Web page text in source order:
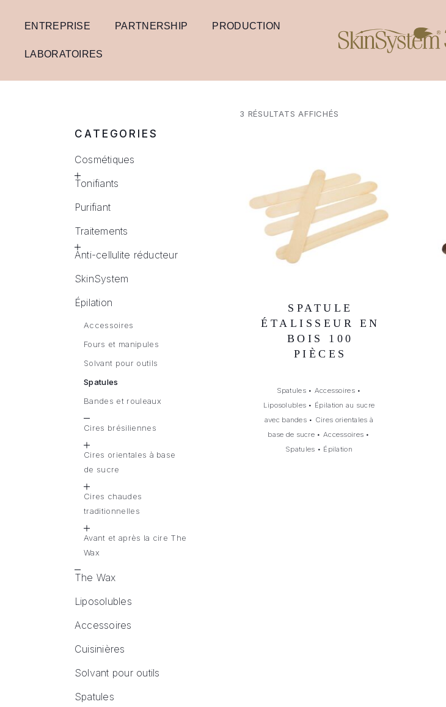
ENTREPRISE PARTNERSHIP PRODUCTION
LABORATOIRES
CATEGORIES
Cosmétiques
Tonifiants
Purifiant
Traitements
Anti-cellulite réducteur
SkinSystem
Épilation
Accessoires
Fours et manipules
Solvant pour outils
Spatules
Bandes et rouleaux
Cires brésiliennes
Cires orientales à base
de sucre
Cires chaudes
traditionnelles
Avant et après la cire The
Wax
The Wax
Liposolubles
Accessoires
Cuisinières
Solvant pour outils
Spatules
3 RÉSULTATS AFFICHÉS
SPATULE
ÉTALISSEUR EN
BOIS 100
PIÈCES
Spatules• Accessoires•
Liposolubles • Épilation au sucre
avec bandes • Cires orientales à
base de sucre • Accessoires •
Spatules • Épilation